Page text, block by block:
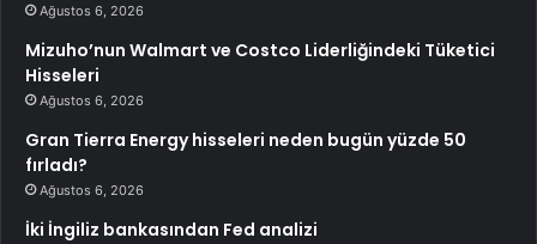
Ağustos 6, 2026
Mizuho’nun Walmart ve Costco Liderliğindeki Tüketici
Hisseleri
Ağustos 6, 2026
Gran Tierra Energy hisseleri neden bugün yüzde 50
fırladı?
Ağustos 6, 2026
İki İngiliz bankasından Fed analizi